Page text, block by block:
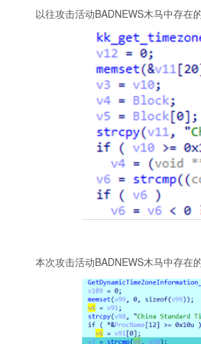
以往攻击活动BADNEWS木马中存在
本次攻击活动BADNEWS木马中存在